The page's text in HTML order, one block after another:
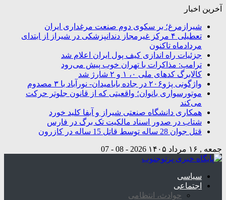
آخرین اخبار
شیرازمرغ؛ بر سکوی دوم صنعت مرغداری ایران
تعطیلی ۴ مرکز غیرمجاز دندانپزشکی در شیراز از ابتدای
مردادماه تاکنون
جزئیات راه اندازی کیف پول ایران اعلام شد
ترامپ: مذاکرات با تهران خوب پیش می‌رود
کالابرگ کدهای ملی ۰، ۱ و ۲ شارژ شد
واژگونی پژو۲۰۶ در جاده بابامیدان- نورآباد با ۳ مصدوم
موتورسواری بانوان؛ واقعیتی که از قانون جلوتر حرکت
می‌کند
همکاری دانشگاه صنعتی شیراز و آبفا کلید خورد
شتاب در صدور اسناد مالکیت تک برگ در فارس
قتل جوان 28 ساله توسط قاتل 15 ساله در کازرون
جمعه , ۱۶ مرداد ۱۴۰۵ 2026 - 08 - 07
سیاسی
اجتماعی
حوادث، انتظامی